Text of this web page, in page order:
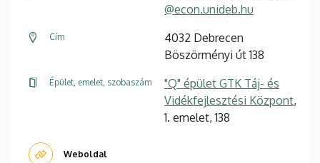
@econ.unideb.hu
Cím
4032 Debrecen
Böszörményi út 138
Épület, emelet, szobaszám
"Q" épület GTK Táj- és
Vidékfejlesztési Központ,
1. emelet, 138
Weboldal